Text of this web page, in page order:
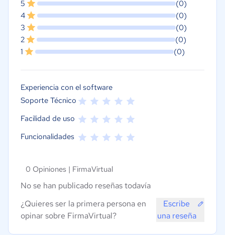
5
(0)
4
(0)
3
(0)
2
(0)
1
(0)
Experiencia con el software
Soporte Técnico
Facilidad de uso
Funcionalidades
0 Opiniones | FirmaVirtual
No se han publicado reseñas todavía
¿Quieres ser la primera persona en
opinar sobre FirmaVirtual?
Escribe
una reseña